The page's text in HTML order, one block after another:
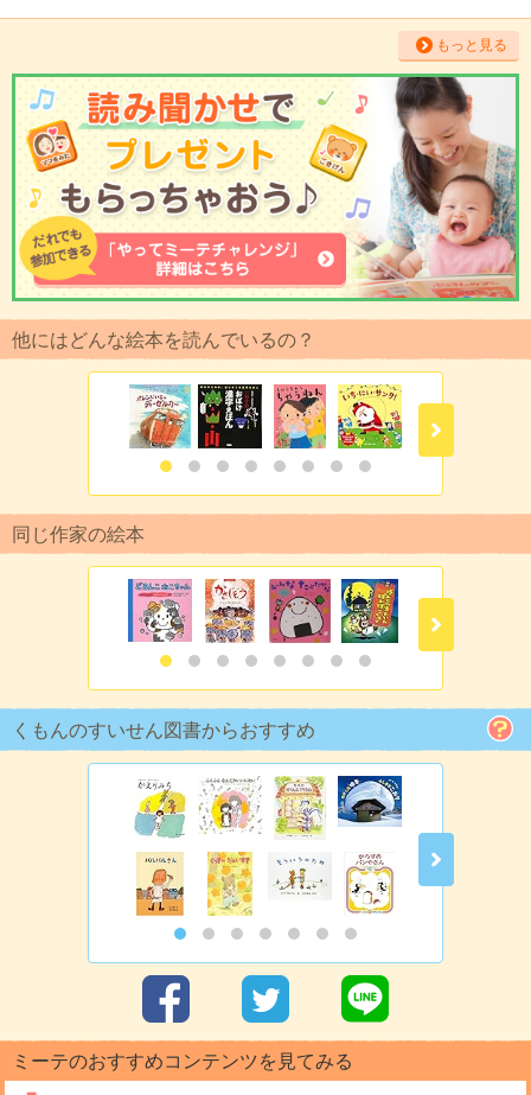
もっと見る
他にはどんな絵本を読んでいるの？
同じ作家の絵本
くもんのすいせん図書からおすすめ
ミーテのおすすめコンテンツを見てみる